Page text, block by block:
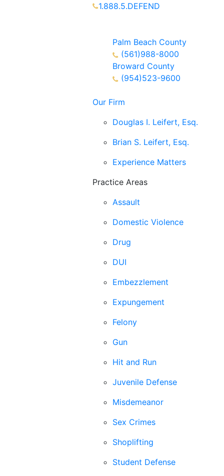
1.888.5.DEFEND
Palm Beach County
(561)988-8000
Broward County
(954)523-9600
Our Firm
Douglas I. Leifert, Esq.
Brian S. Leifert, Esq.
Experience Matters
Practice Areas
Assault
Domestic Violence
Drug
DUI
Embezzlement
Expungement
Felony
Gun
Hit and Run
Juvenile Defense
Misdemeanor
Sex Crimes
Shoplifting
Student Defense